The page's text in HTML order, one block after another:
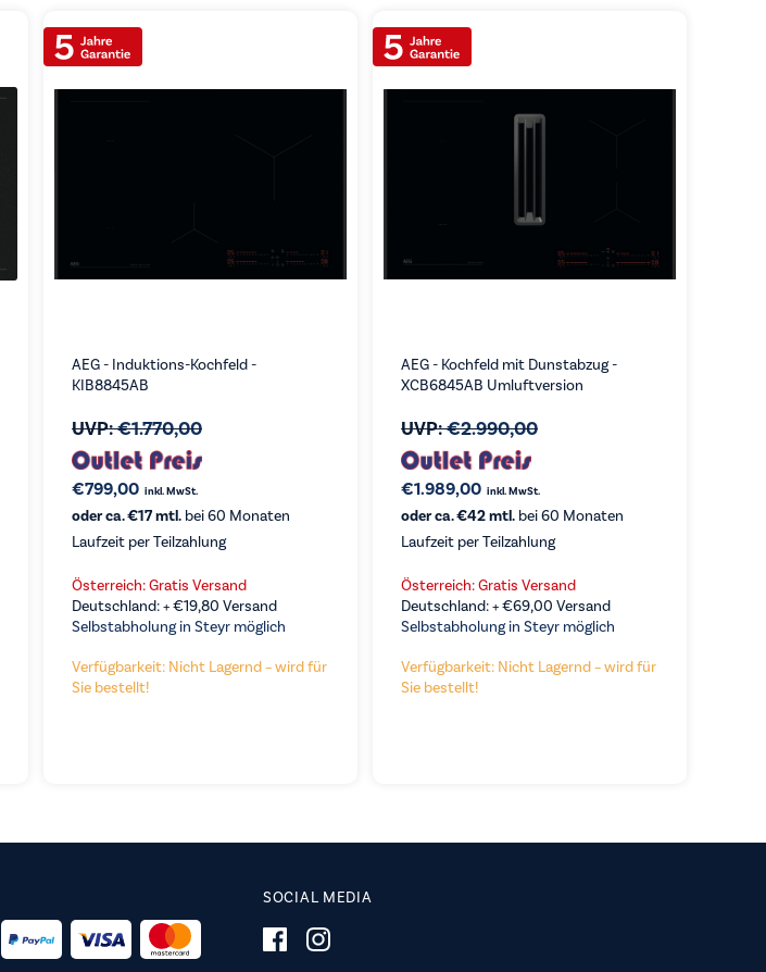
AEG - Induktions-Kochfeld -
KIB8845AB
UVP:€1.770,00
€799,00 inkl. MwSt.
oder ca. €17 mtl. bei 60 Monaten
Laufzeit per Teilzahlung
Österreich: Gratis Versand
Deutschland: +€19,80 Versand
Selbstabholung in Steyr möglich
Verfügbarkeit: Nicht Lagernd – wird für
Sie bestellt!
AEG - Kochfeld mit Dunstabzug -
XCB6845AB Umluftversion
UVP:€2.990,00
€1.989,00 inkl. MwSt.
oder ca. €42 mtl. bei 60 Monaten
Laufzeit per Teilzahlung
Österreich: Gratis Versand
Deutschland: +€69,00 Versand
Selbstabholung in Steyr möglich
Verfügbarkeit: Nicht Lagernd – wird für
Sie bestellt!
SOCIAL MEDIA